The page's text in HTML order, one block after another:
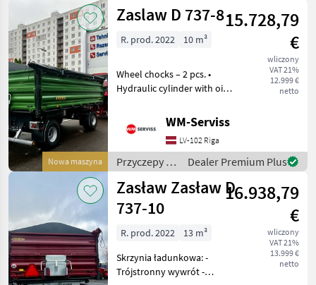
Kategoria Kraj Filtry
WYBIERZ
KATEGORIĘ
technika rolnicza
3
pasze
1
MARKI
Zaslaw
Lindner
MARKETPLACE
Zresetuj
wyników
Nowa maszyna
Zaslaw D 737-815.728,79
€
wliczony
VAT 21%
12.999 €
netto
R. prod. 2022 10 m³
Wheel chocks – 2 pcs. •
Hydraulic cylinder with oil
load box deflection to the
rear at an angle of 50
degrees and up to 47
degrees to the
WM-Serviss
LV-102 Riga
Przyczepy /
Zaslaw
Dealer Premium Plus
Zasław Zasław D
737-10
16.938,79
€
wliczony
VAT 21%
13.999 €
netto
R. prod. 2022
13 m³
Skrzynia ładunkowa: -
Trójstronny wywrót -